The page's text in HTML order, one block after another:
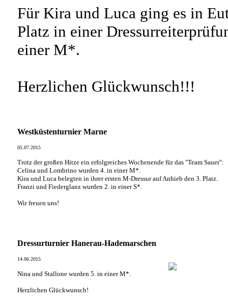
Für Kira und Luca ging es in
Platz in einer
einer M*.
Herzlichen Glückwunsch!!!
Westküstenturnier Marne
05.07.2015
Trotz der großen Hitze ein erfolgreiches Wochenende für das "Team Sauer":
Celina und Lombrino wurden 4. in einer M*.
Kira und Luca belegten in ihrer ersten M-Dressur auf Anhieb den 3. Platz.
Franzi und Fiederglanz wurden 2. in einer S*.
Wir freuen uns!
Dressurturnier Hanerau-Hademarschen
14.06.2015
Nina und Stallone wurden 5. in einer M*.
Herzlichen Glückwunsch!